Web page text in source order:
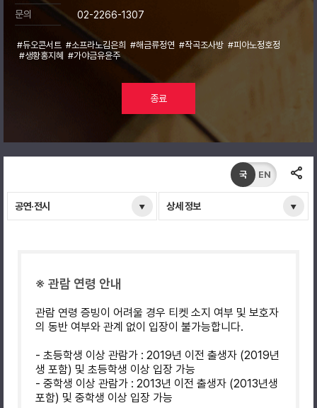
문의
02-2266-1307
#듀오콘서트 #소프라노김은희 #해금류정연 #작곡조사방 #피아노정호정
#생황홍지혜 #가야금유윤주
종료
공연·전시 상세 정보
국 EN
※ 관람 연령 안내
관람 연령 증빙이 어려울 경우 티켓 소지 여부 및 보호자
의 동반 여부와 관계 없이 입장이 불가능합니다.
- 초등학생 이상 관람가 : 2019년 이전 출생자 (2019년
생 포함) 및 초등학생 이상 입장 가능
- 중학생 이상 관람가 : 2013년 이전 출생자 (2013년생
포함) 및 중학생 이상 입장 가능